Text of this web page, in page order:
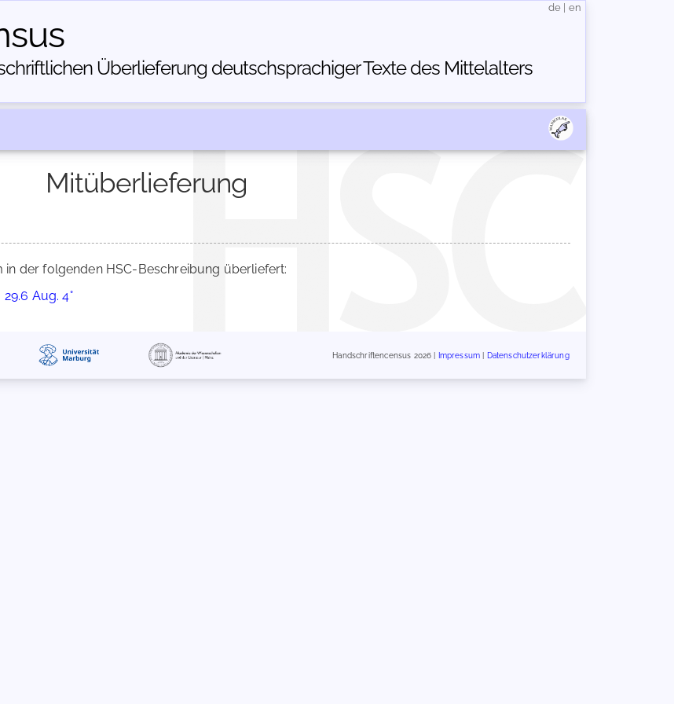
Über­lieferung deutschsprachiger Texte des Mittelalters
de en
Mitüberlieferung
in der folgenden HSC-Beschreibung überliefert:
Aug. 4°
Handschriftencensus 2026 | Impressum Datenschutzerklärung